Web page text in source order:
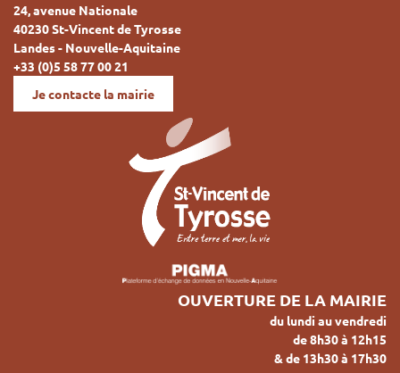
24, avenue Nationale
40230 St-Vincent de Tyrosse
Landes - Nouvelle-Aquitaine
+33 (0)5 58 77 00 21
Je contacte la mairie
OUVERTURE DE LA MAIRIE
du lundi au vendredi
de 8h30 à 12h15
& de 13h30 à 17h30